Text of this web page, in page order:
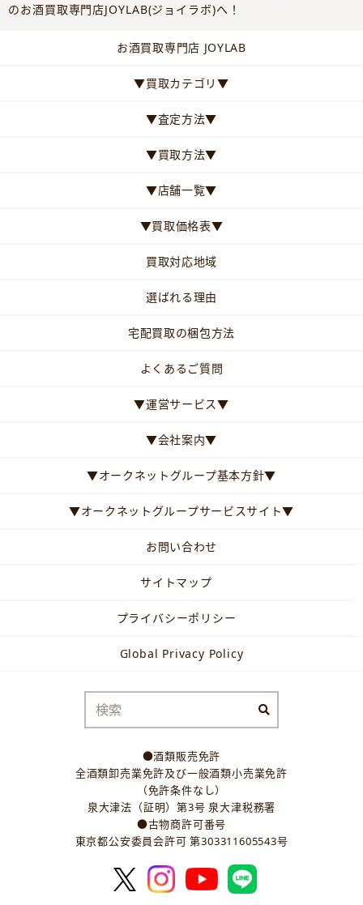
のお酒買取専門店JOYLAB(ジョイラボ)へ！
お酒買取専門店 JOYLAB
▼買取カテゴリ▼
▼査定方法▼
▼買取方法▼
▼店舗一覧▼
▼買取価格表▼
買取対応地域
選ばれる理由
宅配買取の梱包方法
よくあるご質問
▼運営サービス▼
▼会社案内▼
▼オークネットグループ基本方針▼
▼オークネットグループサービスサイト▼
お問い合わせ
サイトマップ
プライバシーポリシー
Global Privacy Policy
●酒類販売免許
全酒類卸売業免許及び一般酒類小売業免許
（免許条件なし）
泉大津法（証明）第3号 泉大津税務署
●古物商許可番号
東京都公安委員会許可 第303311605543号